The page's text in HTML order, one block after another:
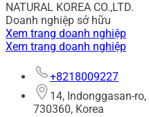
NATURAL KOREA CO.,LTD.
Doanh nghiệp sở hữu
Xem trang doanh nghiệp
Xem trang doanh nghiệp
+8218009227
14, Indonggasan-
730360, Korea